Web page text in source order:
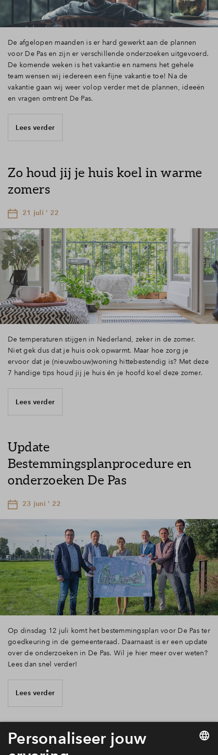
De afgelopen maanden is er hard gewerkt aan de plannen
voor De Pas en zijn er verschillende onderzoeken uitgevoerd.
De komende weken is het vakantie en namens het gehele
team wensen wij iedereen een fijne vakantie toe! Na de
vakantie gaan wij weer volop verder met de plannen, ideeën
en vragen omtrent De Pas.
Lees verder
Zo houd jij je huis koel in warme
zomers
21 juli ' 22
De temperaturen stijgen in Nederland, zeker in de zomer.
Niet gek dus dat je huis ook opwarmt. Maar hoe zorg je
ervoor dat je (nieuwbouw)woning hittebestendig is? Met deze
7 handige tips houd jij je huis én je hoofd koel deze zomer.
Lees verder
Update
Bestemmingsplanprocedure en
onderzoeken De Pas
23 juni ' 22
Op dinsdag 12 juli komt het bestemmingsplan voor De Pas ter
goedkeuring in de gemeenteraad. Daarnaast is er een update
over de onderzoeken in De Pas. Wil je hier meer over weten?
Lees dan snel verder!
Lees verder
14 van 16